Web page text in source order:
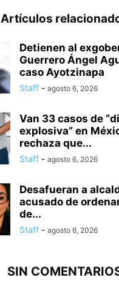
Artículos
Detienen al
Guerrero Ángel
caso Ayotzinapa
Staff - agosto 6, 2026
Van 33 casos de
explosiva” en
rechaza que...
Staff - agosto 6, 2026
Desafueran a
acusado de
de...
Staff - agosto 6, 2026
SIN